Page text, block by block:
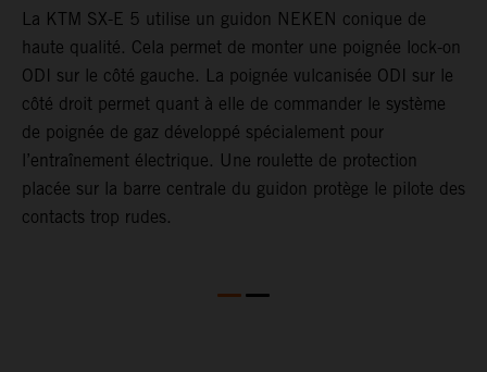
La KTM SX-E 5 utilise un guidon NEKEN conique de
haute qualité. Cela permet de monter une poignée lock-on
ODI sur le côté gauche. La poignée vulcanisée ODI sur le
côté droit permet quant à elle de commander le système
de poignée de gaz développé spécialement pour
l’entraînement électrique. Une roulette de protection
placée sur la barre centrale du guidon protège le pilote des
contacts trop rudes.